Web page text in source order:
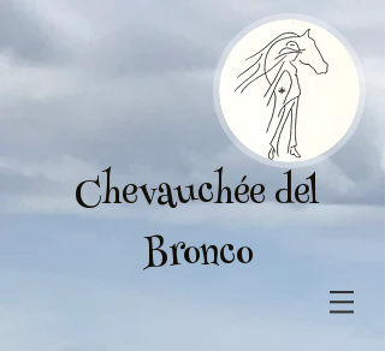
Chevauchée del
Bronco